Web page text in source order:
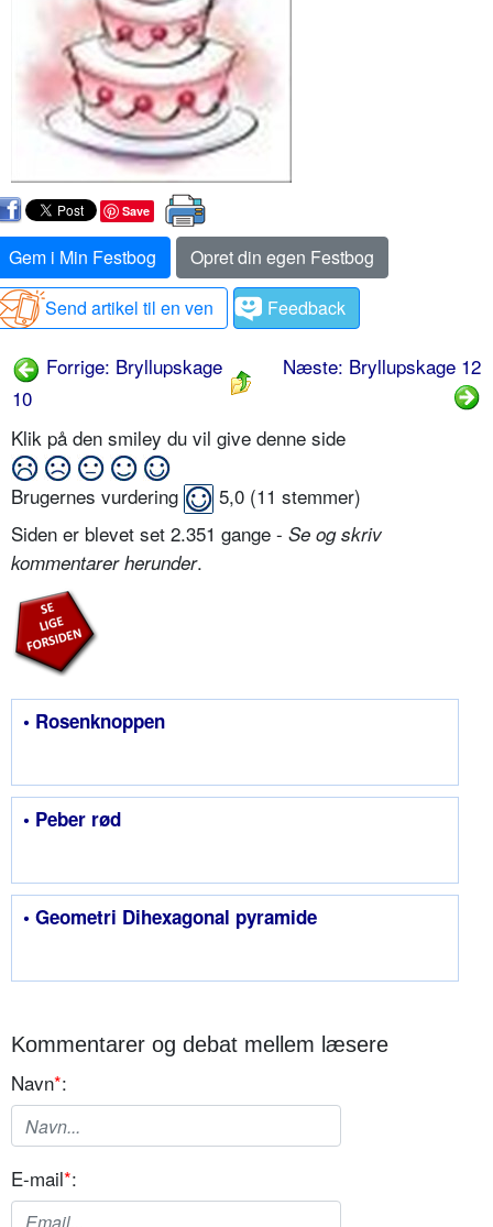
Save
Gem i Min Festbog
Opret din egen Festbog
Send artikel til en ven
Feedback
Forrige: Bryllupskage
10
Næste: Bryllupskage 12
Klik på den smiley du vil give denne side
Brugernes vurdering 5,0 (11 stemmer)
Siden er blevet set 2.351 gange - Se og skriv
kommentarer herunder.
• Rosenknoppen
• Peber rød
• Geometri Dihexagonal pyramide
Kommentarer og debat mellem læsere
Navn*:
E-mail*: